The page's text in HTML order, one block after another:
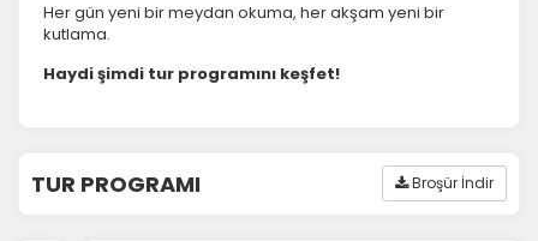
Her gün yeni bir meydan okuma, her akşam yeni bir
kutlama.
Haydi şimdi tur programını keşfet!
TUR PROGRAMI Broşür İndir